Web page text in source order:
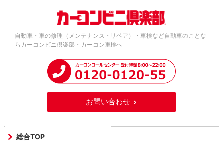
自動車・車の修理（メンテナンス・リペア）・車検など自動車のことな
らカーコンビニ倶楽部・カーコン車検へ
お問い合わせ
総合TOP